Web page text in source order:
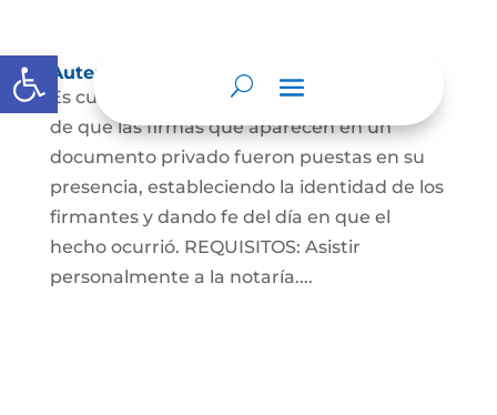
Abrir barra de herramientas
Autenticaciones
Es cuando el notario da testimonio escrito
de que las firmas que aparecen en un
documento privado fueron puestas en su
presencia, estableciendo la identidad de los
firmantes y dando fe del día en que el
hecho ocurrió. REQUISITOS: Asistir
personalmente a la notaría....